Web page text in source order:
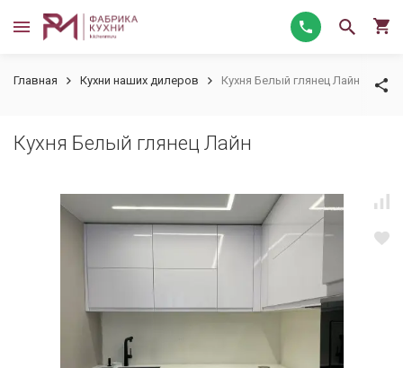
Главная Кухни наших дилеров Кухня Белый глянец Лайн
Кухня Белый глянец Лайн